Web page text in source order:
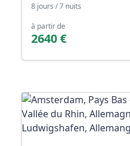
8 jours / 7 nuits
à partir de
2640 €